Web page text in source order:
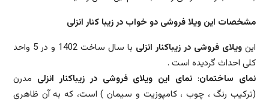
مشخصات این ویلا فروشی دو خواب در زیبا کنار انزلی
این ویلای فروشی در زیباکنار انزلی
با سال ساخت 1402 و در 5 واحد
کلی احداث گردیده است .
نمای ساختمان: نمای این ویلای فروشی در زیباکنار انزلی مدرن
(ترکیب رنگ ، چوب ، کامپوزیت و سیمان ) است، که به آن ظاهری